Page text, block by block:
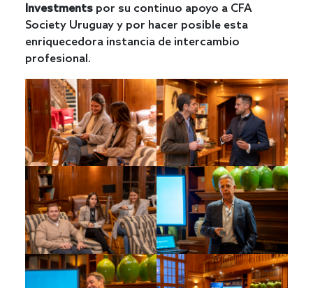
Investments por su continuo apoyo a CFA
Society Uruguay y por hacer posible esta
enriquecedora instancia de intercambio
profesional.